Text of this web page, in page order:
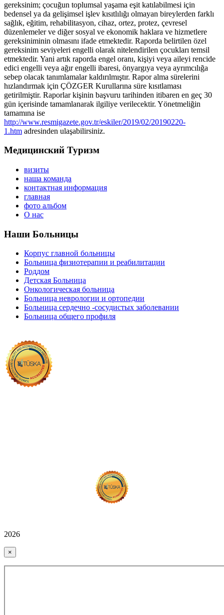
gereksinim; çocuğun toplumsal yaşama eşit katılabilmesi için
bedensel ya da gelişimsel işlev kısıtlılığı olmayan bireylerden farklı
sağlık, eğitim, rehabilitasyon, cihaz, ortez, protez, çevresel
düzenlemeler ve diğer sosyal ve ekonomik haklara ve hizmetlere
gereksiniminin olmasını ifade etmektedir. Raporda belirtilen özel
gereksinim seviyeleri engelli olarak nitelendirilen çocukları temsil
etmektedir. Yani artık raporda engel oranı, kişiyi veya aileyi rencide
edici engelli veya ağır engelli ibaresi, önyargıya veya ayrımcılığa
sebep olacak tanımlamalar kaldırılmıştır. Rapor alma sürelerini
hızlandırmak için ÇÖZGER Kurullarına süre kısıtlaması
getirilmiştir. Raporlar kişinin başvuru tarihinden itibaren en geç 30
gün içerisinde tamamlanarak ilgiliye verilecektir. Yönetmeliğin
tamamına ise
http://www.resmigazete.gov.tr/eskiler/2019/02/20190220-
1.htm adresinden ulaşabilirsiniz.
Медицинский Туризм
визиты
наша команда
контактная информация
главная
фото альбом
О нас
Наши Больницы
Корпус главной больницы
Больница физиотерапии и реабилитации
Роддом
Детская Больница
Онкологическая больница
Больница неврологии и ортопедии
Больница сердечно -сосудистых заболевании
Больница общего профиля
2026
×